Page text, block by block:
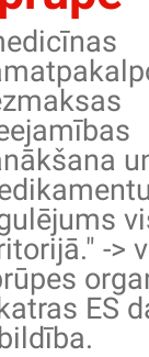
->
ES